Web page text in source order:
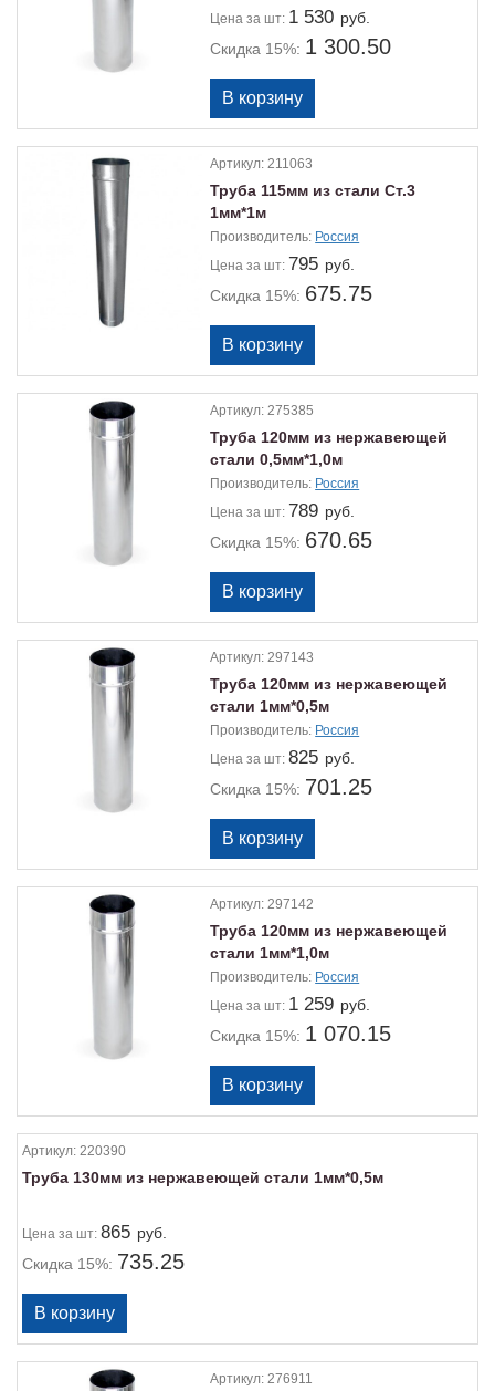
Цена за шт: 1 530 руб.
Скидка 15%: 1 300.50
Артикул:211063
Труба 115мм из стали Ст.3
1мм*1м
Производитель: Россия
Цена за шт: 795 руб.
Скидка 15%: 675.75
Артикул:275385
Труба 120мм из нержавеющей
стали 0,5мм*1,0м
Производитель: Россия
Цена за шт: 789 руб.
Скидка 15%: 670.65
Артикул:297143
Труба 120мм из нержавеющей
стали 1мм*0,5м
Производитель: Россия
Цена за шт:825 руб.
Скидка 15%: 701.25
Артикул:297142
Труба 120мм из нержавеющей
стали 1мм*1,0м
Производитель: Россия
Цена за шт: 1 259 руб.
Скидка 15%: 1 070.15
Артикул: 220390
Труба 130мм из нержавеющей стали 1мм*0,5м
Цена за шт: 865 руб.
Скидка 15%: 735.25
Артикул:276911